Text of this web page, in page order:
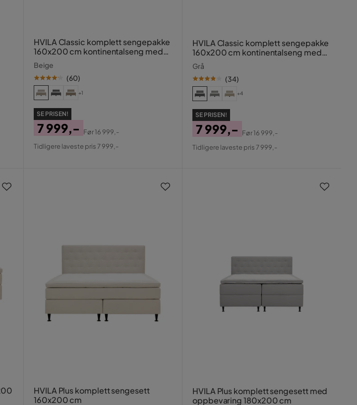
HVILA Classic komplett sengepakke
160x200 cm kontinentalseng med
diamantmønstret sengegavl
Beige
(60)
+1
SE PRISEN!
Pris
7 999,-
Original
Før16 999,-
Tidligere laveste pris 7 999,-
HVILA Classic komplett sengepakke
160x200 cm kontinentalseng med
rutet sengegavl
Grå
(34)
+4
SE PRISEN!
Pris
7 999,-
Original
Før16 999,-
Tidligere laveste pris 7 999,-
HVILA Plus komplett sengesett
160x200 cm
HVILA Plus komplett sengesett med
oppbevaring 180x200 cm